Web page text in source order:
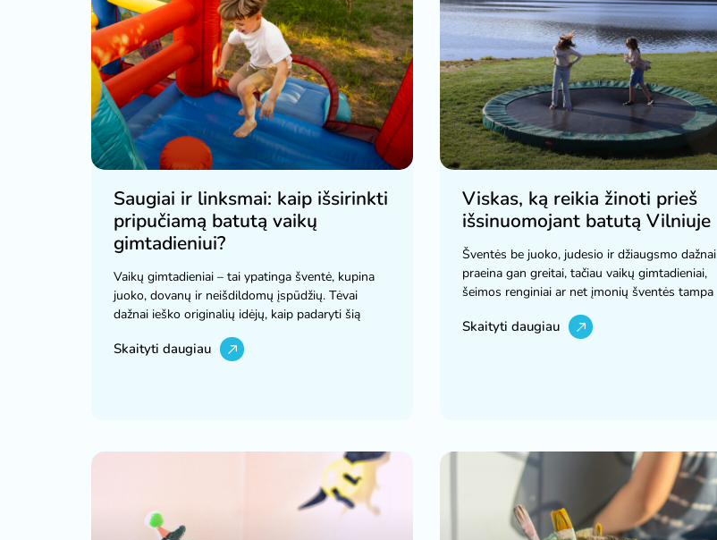
Saugiai ir linksmai: kaip išsirinkti
pripučiamą batutą vaikų
gimtadieniui?
Vaikų gimtadieniai – tai ypatinga šventė, kupina
juoko, dovanų ir neišdildomų įspūdžių. Tėvai
dažnai ieško originalių idėjų, kaip padaryti šią
Skaityti daugiau
Viskas, ką reikia žinoti prieš
išsinuomojant batutą Vilniuje
Šventės be juoko, judesio ir džiaugsmo dažnai
praeina gan greitai, tačiau vaikų gimtadieniai,
šeimos renginiai ar net įmonių šventės tampa
Skaityti daugiau